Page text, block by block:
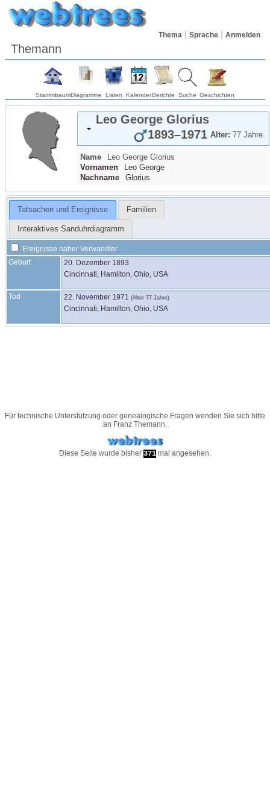
Thema Sprache Anmelden
Themann
StammbaumDiagramme Listen KalenderBerichte Suche Geschichten
Leo George Glorius
Alter: 77 Jahre
1893–1971
Name Leo George Glorius
Vornamen
Leo George
Nachname
Glorius
Tatsachen und Ereignisse Familien
Interaktives Sanduhrdiagramm
Ereignisse naher Verwandter
Geburt
20. Dezember 1893
Cincinnati, Hamilton, Ohio, USA
Tod 22. November 1971 (Alter 77 Jahre)
Cincinnati, Hamilton, Ohio, USA
Für technische Unterstützung oder genealogische Fragen wenden Sie sich bitte
an Franz Themann.
Diese Seite wurde bisher 371 mal angesehen.